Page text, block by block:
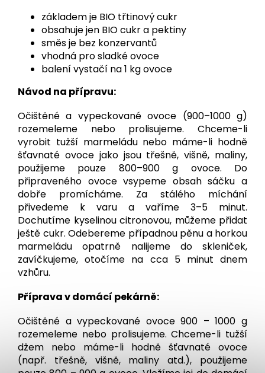
základem je BIO třtinový cukr
obsahuje jen BIO cukr a pektiny
směs je bez konzervantů
vhodná pro sladké ovoce
balení vystačí na 1 kg ovoce
Návod na přípravu:
Očištěné a vypeckované ovoce (900–1000 g)
rozemeleme nebo prolisujeme. Chceme-li
vyrobit tužší marmeládu nebo máme-li hodně
šťavnaté ovoce jako jsou třešně, višně, maliny,
použijeme pouze 800–900 g ovoce. Do
připraveného ovoce vsypeme obsah sáčku a
dobře promícháme. Za stálého míchání
přivedeme k varu a vaříme 3–5 minut.
Dochutíme kyselinou citronovou, můžeme přidat
ještě cukr. Odebereme případnou pěnu a horkou
marmeládu opatrně nalijeme do skleniček,
zavíčkujeme, otočíme na cca 5 minut dnem
vzhůru.
Příprava v domácí pekárně:
Očištěné a vypeckované ovoce 900 – 1000 g
rozemeleme nebo prolisujeme. Chceme-li tužší
džem nebo máme-li hodně šťavnaté ovoce
(např. třešně, višně, maliny atd.), použijeme